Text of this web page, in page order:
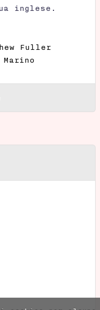
inglese.
Fuller